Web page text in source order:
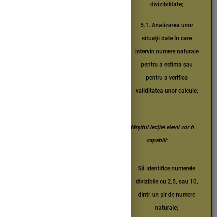
divizibilitate;
5.1. Analizarea unor
situaţii date în care
intervin numere naturale
pentru a estima sau
pentru a verifica
validitatea unor calcule;
La sfârşitul lecţiei elevii vor fi
capabili:
Să identifice numerele
divizibile cu 2,5, sau 10,
dintr-un șir de numere
naturale;